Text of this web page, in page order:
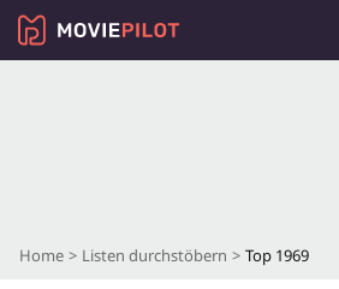
Home Listen durchstöbern Top 1969